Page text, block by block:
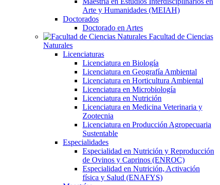
Arte y Humanidades (MEIAH)
Doctorados
Doctorado en Artes
Facultad de Ciencias
Naturales
Licenciaturas
Licenciatura en Biología
Licenciatura en Geografía Ambiental
Licenciatura en Horticultura Ambiental
Licenciatura en Microbiología
Licenciatura en Nutrición
Licenciatura en Medicina Veterinaria y
Zootecnia
Licenciatura en Producción Agropecuaria
Sustentable
Especialidades
Especialidad en Nutrición y Reproducción
de Ovinos y Caprinos (ENROC)
Especialidad en Nutrición, Activación
física y Salud (ENAFYS)